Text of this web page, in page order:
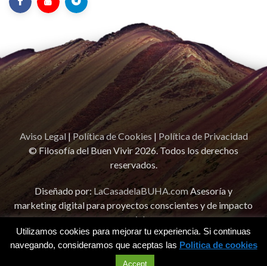
Aviso Legal| Política de Cookies | Política de Privacidad
© Filosofía del Buen Vivir 2026. Todos los derechos
reservados.
Diseñado por: LaCasadelaBUHA.comAsesoría y
marketing digital para proyectos conscientes y de impacto
social.
Utilizamos cookies para mejorar tu experiencia. Si continuas
navegando, consideramos que aceptas las Politica de cookies
Accept
¡Hablemos!